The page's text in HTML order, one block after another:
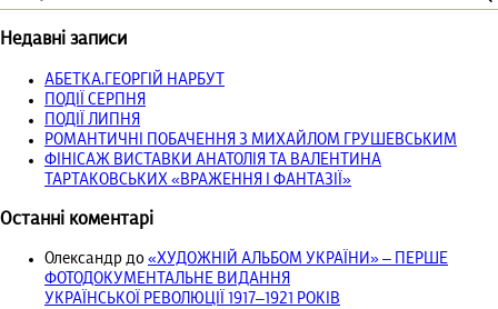
Недавні записи
АБЕТКА.ГЕОРГІЙ НАРБУТ
ПОДІЇ СЕРПНЯ
ПОДІЇ ЛИПНЯ
РОМАНТИЧНІ ПОБАЧЕННЯ З МИХАЙЛОМ ГРУШЕВСЬКИМ
ФІНІСАЖ ВИСТАВКИ АНАТОЛІЯ ТА ВАЛЕНТИНА
ТАРТАКОВСЬКИХ «ВРАЖЕННЯ І ФАНТАЗІЇ»
Останні коментарі
Олександр до «ХУДОЖНІЙ АЛЬБОМ УКРАЇНИ» – ПЕРШЕ
ФОТОДОКУМЕНТАЛЬНЕ ВИДАННЯ
УКРАЇНСЬКОЇ РЕВОЛЮЦІЇ 1917‒1921 РОКІВ